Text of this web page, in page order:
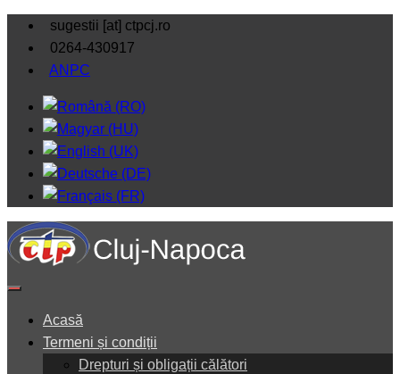
sugestii [at] ctpcj.ro
0264-430917
ANPC
Acasă
Termeni și condiții
Drepturi și obligații călători